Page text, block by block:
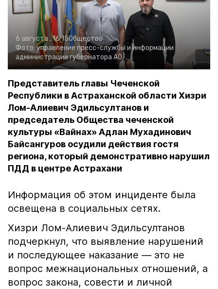
6 августа , 16:15Общество
Фото: управление пресс-службы и информации
администрации губернатора АО
Представитель главы Чеченской
Республики в Астраханской области Хизри
Лом-Алиевич Эдильсултанов и
председатель Общества чеченской
культуры «Вайнах» Адлан Мухадинович
Байсангуров осудили действия гостя
региона, который демонстративно нарушил
ПДД в центре Астрахани
Информация об этом инциденте была
освещена в социальных сетях.
Хизри Лом-Алиевич Эдильсултанов
подчеркнул, что выявление нарушений
и последующее наказание — это не
вопрос межнациональных отношений, а
вопрос закона, совести и личной